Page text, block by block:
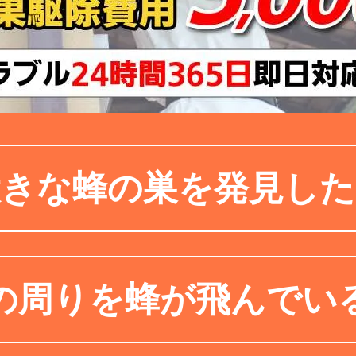
な蜂の巣を発見し
周りを蜂が飛んでい